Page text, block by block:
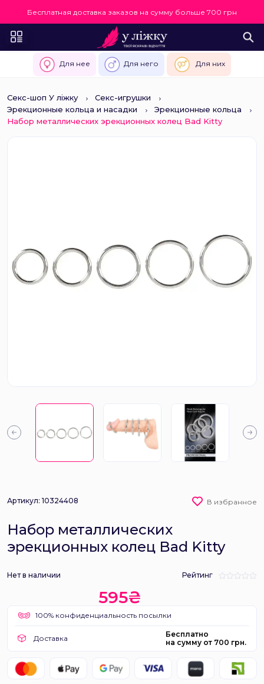
Бесплатная доставка заказов на сумму больше 700 грн
Для нее Для него Для них
Секс-шоп У ліжку
Секс-игрушки
Эрекционные кольца и насадки
Эрекционные кольца
Набор металлических эрекционных колец Bad Kitty
Артикул: 10324408 В избранное
Набор металлических
эрекционных колец Bad Kitty
Нет в наличии Рейтинг
595₴
100% конфиденциальность посылки
Доставка
Бесплатно
на сумму от 700 грн.